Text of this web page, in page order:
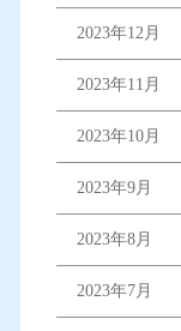
2023年12月
2023年11月
2023年10月
2023年9月
2023年8月
2023年7月